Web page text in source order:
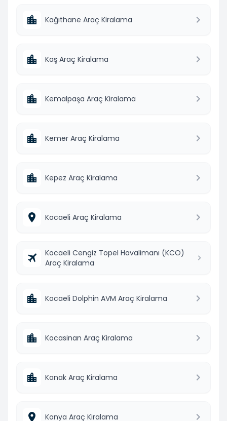
Kağıthane Araç Kiralama
Kaş Araç Kiralama
Kemalpaşa Araç Kiralama
Kemer Araç Kiralama
Kepez Araç Kiralama
Kocaeli Araç Kiralama
Kocaeli Cengiz Topel Havalimanı (KCO)
Araç Kiralama
Kocaeli Dolphin AVM Araç Kiralama
Kocasinan Araç Kiralama
Konak Araç Kiralama
Konya Araç Kiralama